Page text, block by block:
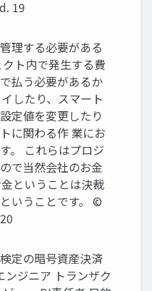
19
理する必要がある
ト内で発⽣する費
払う必要があるか
したり、スマート
定値を変更したり
に関わる作 業にお
。 これらはプロジ
で当然会社のお⾦
ということは決裁
いうことです。 ©
定の暗号資産決済
ンジニア トランザク